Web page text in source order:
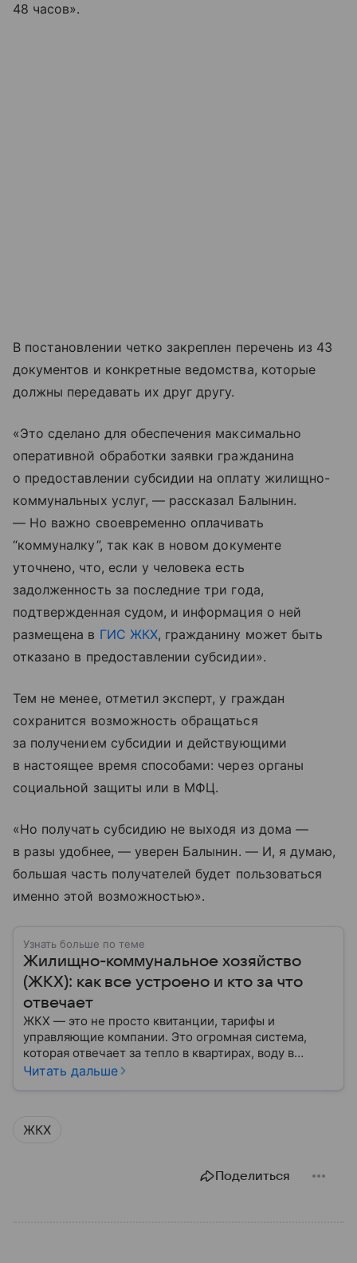
48 часов».
В постановлении четко закреплен перечень из 43
документов и конкретные ведомства, которые
должны передавать их друг другу.
«Это сделано для обеспечения максимально
оперативной обработки заявки гражданина
о предоставлении субсидии на оплату жилищно-
коммунальных услуг, — рассказал Балынин.
— Но важно своевременно оплачивать
“коммуналку”, так как в новом документе
уточнено, что, если у человека есть
задолженность за последние три года,
подтвержденная судом, и информация о ней
размещена в ГИС ЖКХ, гражданину может быть
отказано в предоставлении субсидии».
Тем не менее, отметил эксперт, у граждан
сохранится возможность обращаться
за получением субсидии и действующими
в настоящее время способами: через органы
социальной защиты или в МФЦ.
«Но получать субсидию не выходя из дома —
в разы удобнее, — уверен Балынин. — И, я думаю,
большая часть получателей будет пользоваться
именно этой возможностью».
Узнать больше по теме
Жилищно-коммунальное хозяйство
(ЖКХ): как все устроено и кто за что
отвечает
ЖКХ — это не просто квитанции, тарифы и
управляющие компании. Это огромная система,
которая отвечает за тепло в квартирах, воду в
кране, освещение улиц и чистоту во дворах.
Читать дальше
ЖКХ
Поделиться